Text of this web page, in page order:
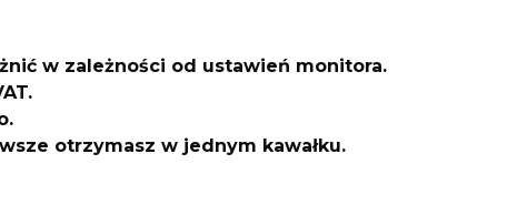
w zależności od ustawień monitora.
otrzymasz w jednym kawałku.